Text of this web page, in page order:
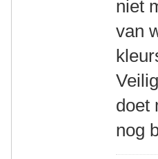
niet
van
doet
nog